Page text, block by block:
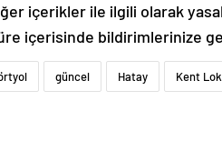
içerikler ile ilgili olarak
içerisinde bildirimlerinize
güncel Hatay Kent